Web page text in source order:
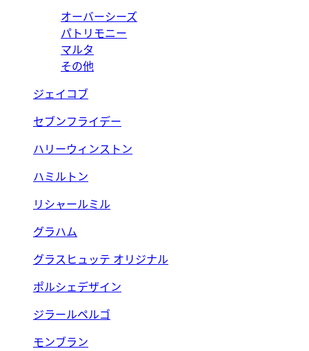
オーバーシーズ
パトリモニー
マルタ
その他
ジェイコブ
セブンフライデー
ハリーウィンストン
ハミルトン
リシャールミル
グラハム
グラスヒュッテ オリジナル
ポルシェデザイン
ジラールペルゴ
モンブラン